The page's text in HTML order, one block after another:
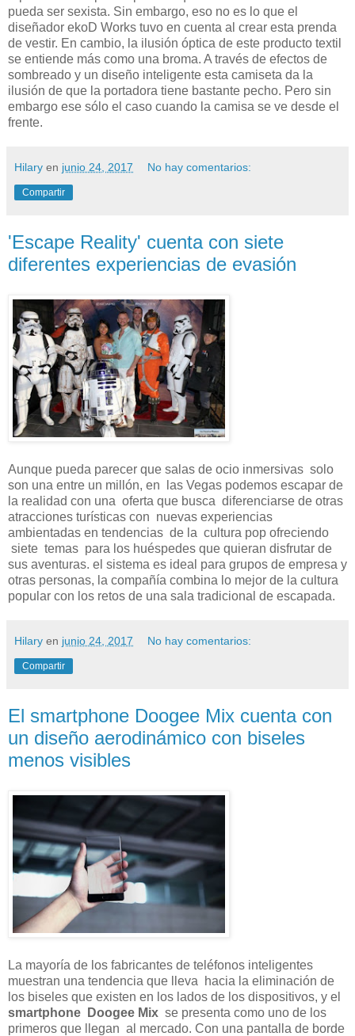
pueda ser sexista. Sin embargo, eso no es lo que el
diseñador ekoD Works tuvo en cuenta al crear esta prenda
de vestir. En cambio, la ilusión óptica de este producto textil
se entiende más como una broma. A través de efectos de
sombreado y un diseño inteligente esta camiseta da la
ilusión de que la portadora tiene bastante pecho. Pero sin
embargo ese sólo el caso cuando la camisa se ve desde el
frente.
Hilary en junio 24, 2017 No hay comentarios:
Compartir
'Escape Reality' cuenta con siete
diferentes experiencias de evasión
Aunque pueda parecer que salas de ocio inmersivas solo
son una entre un millón, en las Vegas podemos escapar de
la realidad con una oferta que busca diferenciarse de otras
atracciones turísticas con nuevas experiencias
ambientadas en tendencias de la cultura pop ofreciendo
siete temas para los huéspedes que quieran disfrutar de
sus aventuras. el sistema es ideal para grupos de empresa y
otras personas, la compañía combina lo mejor de la cultura
popular con los retos de una sala tradicional de escapada.
Hilary en junio 24, 2017 No hay comentarios:
Compartir
El smartphone Doogee Mix cuenta con
un diseño aerodinámico con biseles
menos visibles
La mayoría de los fabricantes de teléfonos inteligentes
muestran una tendencia que lleva hacia la eliminación de
los biseles que existen en los lados de los dispositivos, y el
smartphone Doogee Mix se presenta como uno de los
primeros que llegan al mercado. Con una pantalla de borde